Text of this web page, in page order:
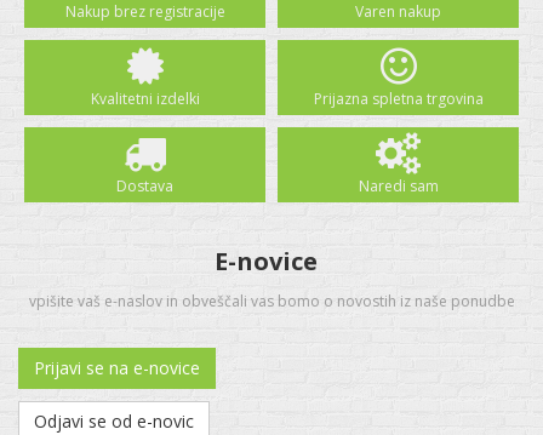
Nakup brez registracije Varen nakup
Kvalitetni izdelki Prijazna spletna trgovina
Dostava Naredi sam
E-novice
vpišite vaš e-naslov in obveščali vas bomo o novostih iz naše ponudbe
Prijavi se na e-novice
Odjavi se od e-novic